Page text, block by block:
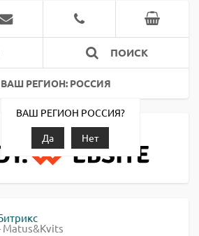
ПОИСК
ВАШ РЕГИОН: РОССИЯ
ВАШ РЕГИОН РОССИЯ?
Да
Нет
Matus&Kvits